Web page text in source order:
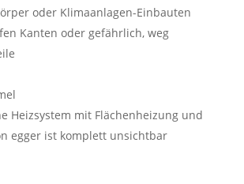
oder Klimaanlagen-Einbauten
Kanten oder gefährlich, weg
Heizsystem mit Flächenheizung und
egger ist komplett unsichtbar